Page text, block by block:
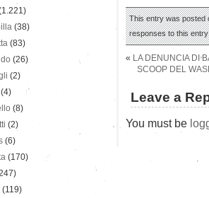
This entry was posted
responses to this
« LA DENUNCIA DI
SCOOP DEL
Leave a
You must be
(38)
(83)
(26)
(2)
(4)
(8)
(2)
(6)
(170)
(119)